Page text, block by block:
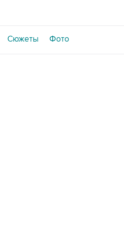
Сюжеты Фото